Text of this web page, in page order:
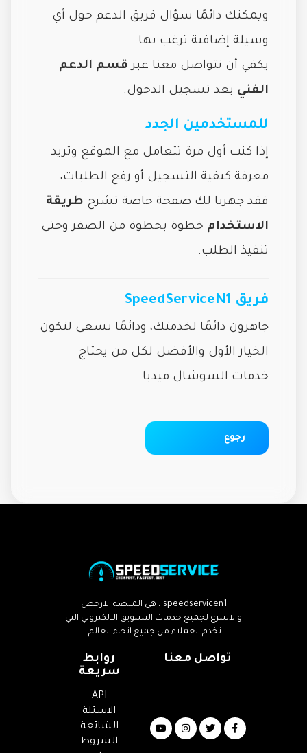
ويمكنك دائمًا سؤال فريق الدعم حول أي
وسيلة إضافية ترغب بها.
يكفي أن تتواصل معنا عبر قسم الدعم
الفني بعد تسجيل الدخول.
للمستخدمين الجدد
إذا كنت أول مرة تتعامل مع الموقع وتريد
معرفة كيفية التسجيل أو رفع الطلبات،
فقد جهزنا لك صفحة خاصة تشرح طريقة
الاستخدام خطوة بخطوة من الصفر وحتى
تنفيذ الطلب.
فريق SpeedServiceN1
جاهزون دائمًا لخدمتك، ودائمًا نسعى لنكون
الخيار الأول والأفضل لكل من يحتاج
خدمات السوشال ميديا.
رجوع
speedservicen1 ، هي المنصة الارخص
والاسرع لجميع خدمات التسويق الالكتروني التي
تخدم العملاء من جميع انحاء العالم.
روابط
سريعة
API
الاسئلة
الشائعة
الشروط
تواصل معنا